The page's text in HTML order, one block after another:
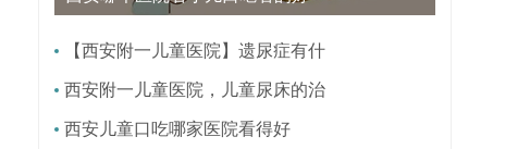
【西安附一儿童医院】遗尿症有什
西安附一儿童医院，儿童尿床的治
西安儿童口吃哪家医院看得好